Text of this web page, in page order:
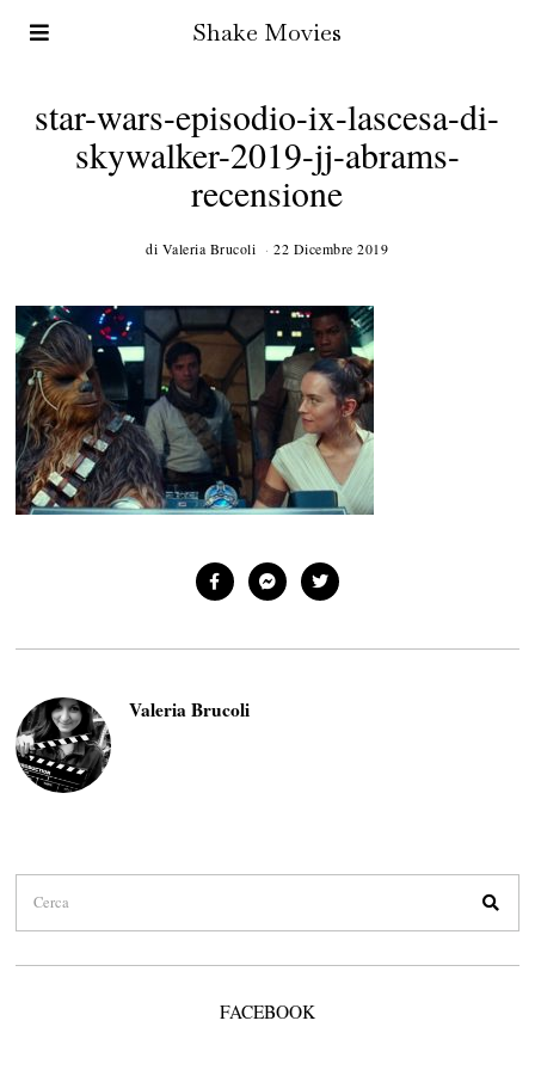
Shake Movies
star-wars-episodio-ix-lascesa-di-
skywalker-2019-jj-abrams-
recensione
di Valeria Brucoli 22 Dicembre 2019
Valeria Brucoli
FACEBOOK